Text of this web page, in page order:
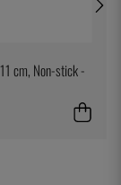
cm, Non-stick -